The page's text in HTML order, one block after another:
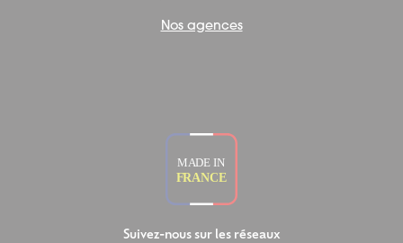
Nos agences
Suivez-nous sur les réseaux